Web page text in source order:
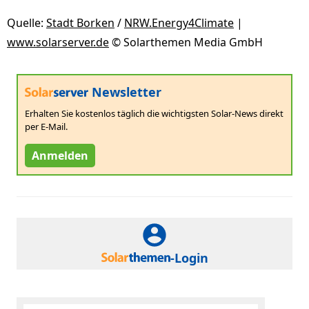
Quelle: Stadt Borken / NRW.Energy4Climate |
www.solarserver.de© Solarthemen Media GmbH
Newsletter
Erhalten Sie kostenlos täglich die wichtigsten Solar-News direkt
per E-Mail.
Anmelden
-Login